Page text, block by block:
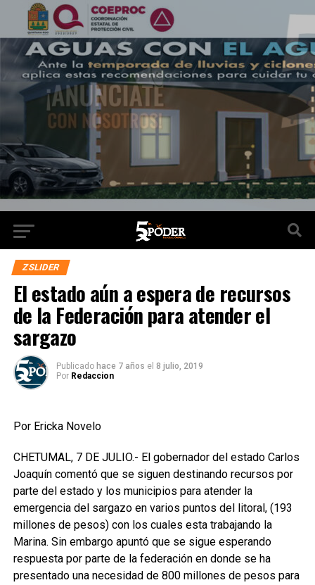
ZSLIDER
El estado aún a espera de recursos
de la Federación para atender el
sargazo
Publicado hace 7 años el 8 julio, 2019
Por Redaccion
Por Ericka Novelo
CHETUMAL, 7 DE JULIO.- El gobernador del estado Carlos
Joaquín comentó que se siguen destinando recursos por
parte del estado y los municipios para atender la
emergencia del sargazo en varios puntos del litoral, (193
millones de pesos) con los cuales esta trabajando la
Marina. Sin embargo apuntó que se sigue esperando
respuesta por parte de la federación en donde se ha
presentado una necesidad de 800 millones de pesos para